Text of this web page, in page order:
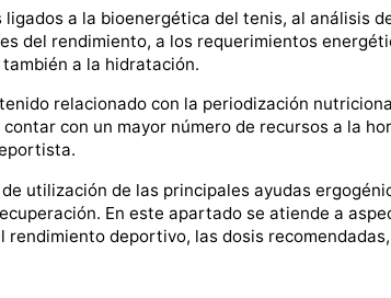
a la bioenergética del tenis, al análisis
del rendimiento, a los requerimientos
a la hidratación.
relacionado con la periodización
con un mayor número de recursos a la
utilización de las principales ayudas
En este apartado se atiende a
deportivo, las dosis